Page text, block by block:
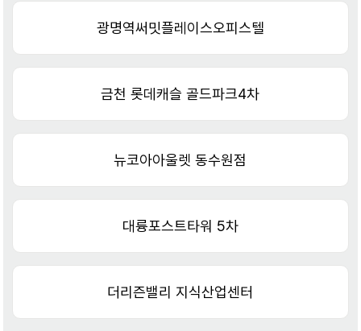
광명역써밋플레이스오피스텔
금천 롯데캐슬 골드파크4차
뉴코아아울렛 동수원점
대륭포스트타워 5차
더리즌밸리 지식산업센터